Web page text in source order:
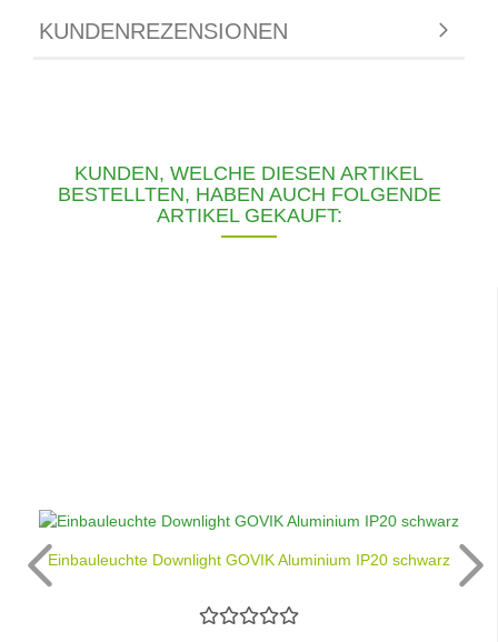
KUNDENREZENSIONEN
KUNDEN, WELCHE DIESEN ARTIKEL
BESTELLTEN, HABEN AUCH FOLGENDE
ARTIKEL GEKAUFT:
Einbauleuchte Downlight GOVIK Aluminium IP20 schwarz